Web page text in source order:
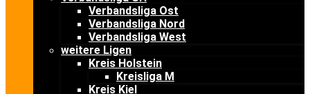
Verbandsliga Ost
Verbandsliga Nord
Verbandsliga West
weitere Ligen
Kreis Holstein
Kreisliga M
Kreis Kiel